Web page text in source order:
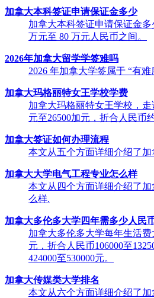
加拿大本科签证申请保证金多少
加拿大本科签证申请保证金
万元至 80 万元人民币之间。
2026年加拿大留学学签难吗
2026 年加拿大学签属于 “有难
加拿大玛格丽特女王学校学费
加拿大玛格丽特女王学校，
元至26500加元，折合人民币
加拿大签证如何办理流程
本文从五个方面详细介绍了
加拿大大学电气工程专业怎么样
本文从四个方面详细介绍了
么样.
加拿大多伦多大学四年需多少人民
加拿大多伦多大学每年生活费
元，折合人民币106000至
424000至530000元。
加拿大传媒类大学排名
本文从六个方面详细介绍了